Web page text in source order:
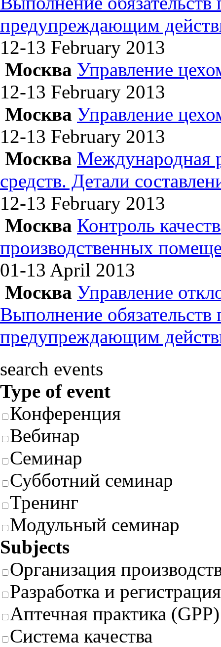
предупреждающим
12-13 February 2013
Москва Управление
12-13 February 2013
Москва Управление
12-13 February 2013
Москва Международная
средств. Детали
12-13 February 2013
Москва Контроль
производственных
01-13 April 2013
Москва Управление
Выполнение
предупреждающим
search events
Type of event
Конференция
Вебинар
Семинар
Субботний семинар
Тренинг
Модульный семинар
Subjects
Организация
Разработка и
Аптечная практика (GPP)
Система качества